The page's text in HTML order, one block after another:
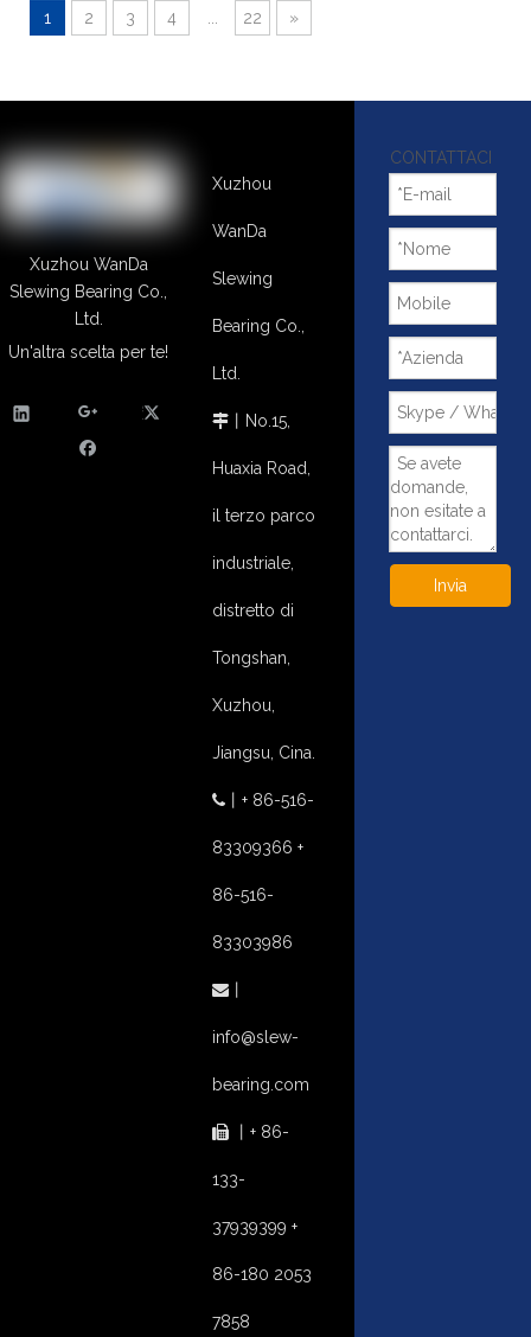
1 2 3 4 22 »
Xuzhou WanDa
Slewing Bearing Co.,
Ltd.
Un'altra scelta per te!
Xuzhou
WanDa
Slewing
Bearing Co.,
Ltd.
 No.15,
Huaxia Road,
il terzo parco
industriale,
distretto di
Tongshan,
Xuzhou,
Jiangsu, Cina.
 丨+ 86-516-
83309366 +
86-516-
83303986

info@slew-
bearing.com
 丨+ 86-
133-
37939399 +
86-180 2053
7858
CONTATTACI
Invia